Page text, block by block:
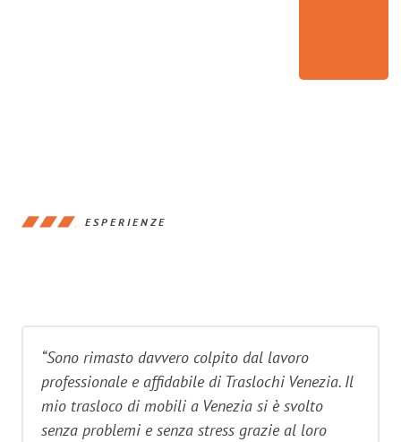
ESPERIENZE
“Sono rimasto davvero colpito dal lavoro
professionale e affidabile di Traslochi Venezia. Il
mio trasloco di mobili a Venezia si è svolto
senza problemi e senza stress grazie al loro